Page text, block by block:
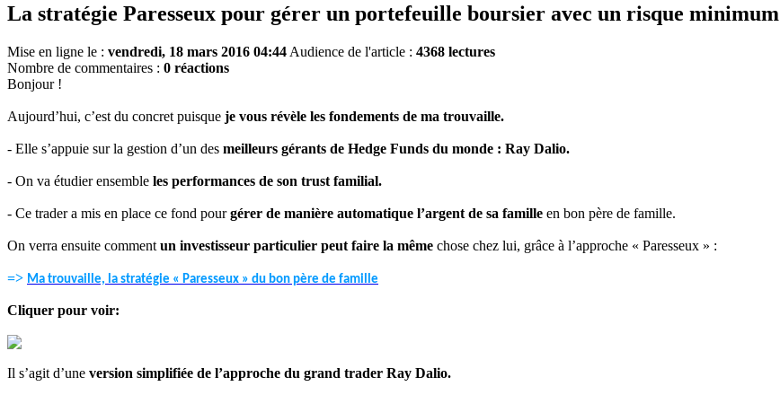
La stratégie Paresseux pour gérer un portefeuille boursier avec un risque minimum
Mise en ligne le : vendredi, 18 mars 2016 04:44 Audience de l'article : 4368 lectures
Nombre de commentaires : 0 réactions
Bonjour !
Aujourd’hui, c’est du concret puisque je vous révèle les fondements de ma trouvaille.
- Elle s’appuie sur la gestion d’un des meilleurs gérants de Hedge Funds du monde : Ray Dalio.
- On va étudier ensemble les performances de son trust familial.
- Ce trader a mis en place ce fond pourgérer de manière automatique l’argent de sa famille en bon père de famille.
On verra ensuite comment un investisseur particulier peut faire la même chose chez lui, grâce à l’approche « Paresseux » :
=> Ma trouvaille, la stratégie « Paresseux » du bon père de famille
Cliquer pour voir:
Il s’agit d’une version simplifiée de l’approche du grand trader Ray Dalio.